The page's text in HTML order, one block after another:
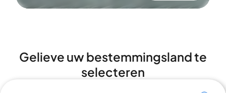
Gelieve uw bestemmingsland te
selecteren